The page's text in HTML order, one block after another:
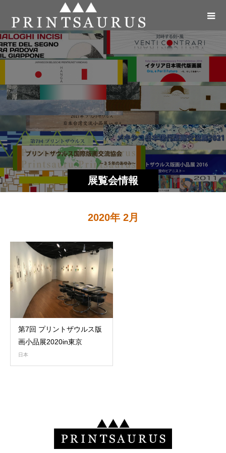
展覧会情報
2020年 2月
第7回 プリントザウルス版
画小品展2020in東京
日本